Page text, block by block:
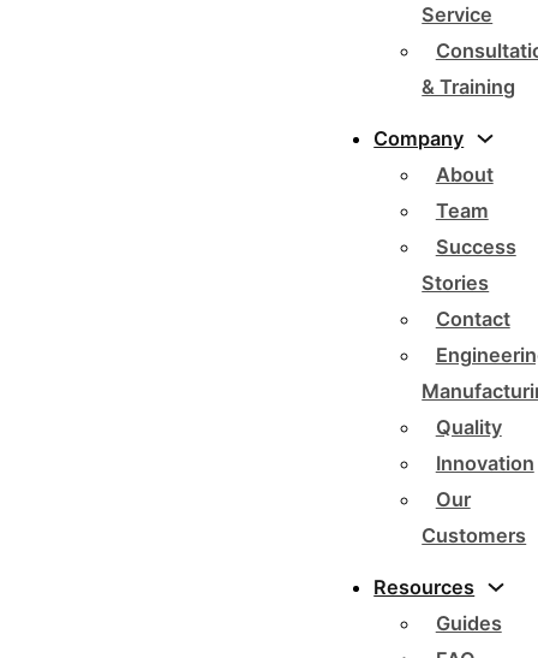
Service
& Training
Company
About
Team
Success
Stories
Contact
Quality
Innovation
Our
Customers
Resources
Guides